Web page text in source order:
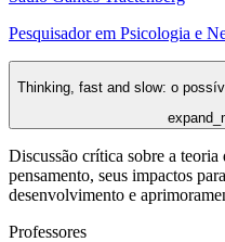
Pesquisador em Psicologia e
Thinking, fast and slow: o
Discussão crítica sobre a teoria
pensamento, seus impactos
desenvolvimento e
Professores